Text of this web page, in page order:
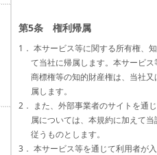
第5条 権利帰属
1． 本サービス等に関する所有権、
て当社に帰属します。本サービス
商標権等の知的財産権は、当社
属します。
2． また、外部事業者のサイトを通
属については、本規約に加えて
従うものとします。
3． 本サービス等を通じて利用者が